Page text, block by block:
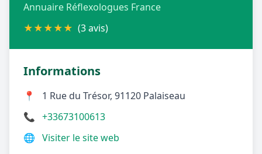
Annuaire Réflexologues France
★★★★★ (3 avis)
Informations
📍
1 Rue du Trésor, 91120 Palaiseau
📞 +33673100613
🌐 Visiter le site web